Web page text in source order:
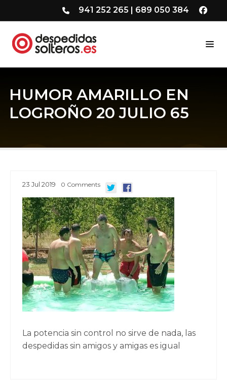
941 252 265 | 689 050 384
HUMOR AMARILLO EN
LOGROÑO 20 JULIO 65
23 Jul 2019 0 Comments
La potencia sin control no sirve de nada, las
despedidas sin amigos y amigas es igual